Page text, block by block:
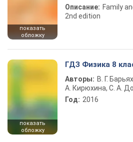
показать
обложку
Описание: Family
2nd edition
показать
обложку
ГДЗ Физика 8
Авторы: В. Г.
А. Кирюхина, С. А.
Год: 2016